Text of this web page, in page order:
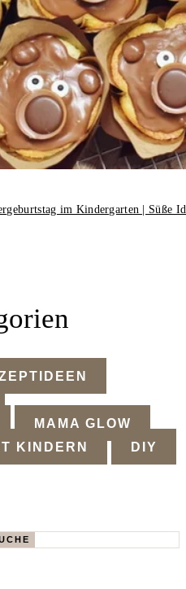
im Kindergarten | Süße
MAMA GLOW
KINDERN
DIY